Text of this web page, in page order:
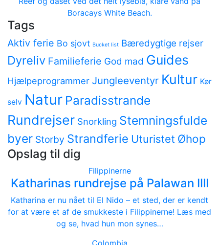
Boracays White Beach.
Tags
Aktiv ferie Bo sjovt Bucket list Bæredygtige rejser
Dyreliv Familieferie God mad Guides
Hjælpeprogrammer Jungleeventyr Kultur Kør
selv Natur Paradisstrande
Rundrejser Snorkling Stemningsfulde
byer Storby Strandferie Uturistet Øhop
Opslag til dig
Filippinerne
Katharinas rundrejse på Palawan IIII
Katharina er nu nået til El Nido – et sted, der er kendt
for at være et af de smukkeste i Filippinerne! Læs med
og se, hvad hun mon synes…
Colombia